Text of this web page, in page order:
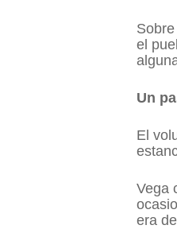
el
Un
El
Vega
era